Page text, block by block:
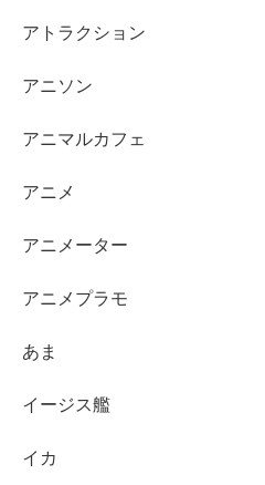
アトラクション
アニソン
アニマルカフェ
アニメ
アニメーター
アニメプラモ
あま
イージス艦
イカ